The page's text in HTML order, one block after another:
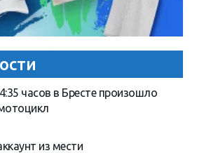
часов в Бресте произошло
из мести